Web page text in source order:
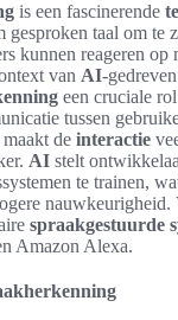
is een fascinerende
gesproken taal om te
kunnen reageren op
van AI-
een cruciale
tussen
maakt de interactie
AI stelt
te trainen,
nauwkeurigheid.
spraakgestuurde
Amazon Alexa.